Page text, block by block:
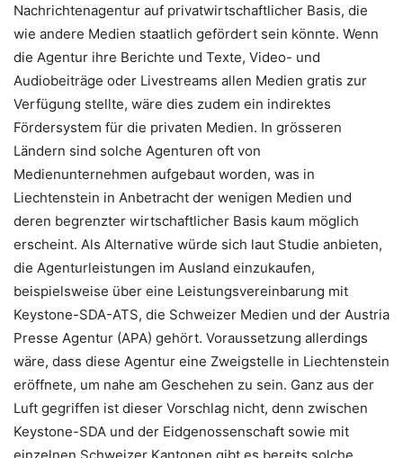
Nachrichtenagentur auf privatwirtschaftlicher Basis, die
wie andere Medien staatlich gefördert sein könnte. Wenn
die Agentur ihre Berichte und Texte, Video- und
Audiobeiträge oder Livestreams allen Medien gratis zur
Verfügung stellte, wäre dies zudem ein indirektes
Fördersystem für die privaten Medien. In grösseren
Ländern sind solche Agenturen oft von
Medienunternehmen aufgebaut worden, was in
Liechtenstein in Anbetracht der wenigen Medien und
deren begrenzter wirtschaftlicher Basis kaum möglich
erscheint. Als Alternative würde sich laut Studie anbieten,
die Agenturleistungen im Ausland einzukaufen,
beispielsweise über eine Leistungsvereinbarung mit
Keystone-SDA-ATS, die Schweizer Medien und der Austria
Presse Agentur (APA) gehört. Voraussetzung allerdings
wäre, dass diese Agentur eine Zweigstelle in Liechtenstein
eröffnete, um nahe am Geschehen zu sein. Ganz aus der
Luft gegriffen ist dieser Vorschlag nicht, denn zwischen
Keystone-SDA und der Eidgenossenschaft sowie mit